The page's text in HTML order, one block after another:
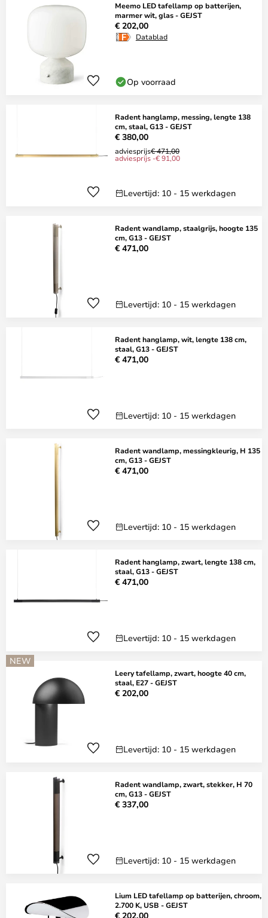
Meemo LED tafellamp op batterijen,
marmer wit, glas - GEJST
€ 202,00
Datablad
Op voorraad
Radent hanglamp, messing, lengte 138
cm, staal, G13 - GEJST
€ 380,00
adviesprijs€ 471,00
adviesprijs -€ 91,00
Levertijd: 10 - 15 werkdagen
Radent wandlamp, staalgrijs, hoogte 135
cm, G13 - GEJST
€ 471,00
Levertijd: 10 - 15 werkdagen
Radent hanglamp, wit, lengte 138 cm,
staal, G13 - GEJST
€ 471,00
Levertijd: 10 - 15 werkdagen
Radent wandlamp, messingkleurig, H 135
cm, G13 - GEJST
€ 471,00
Levertijd: 10 - 15 werkdagen
Radent hanglamp, zwart, lengte 138 cm,
staal, G13 - GEJST
€ 471,00
Levertijd: 10 - 15 werkdagen
NEW
Leery tafellamp, zwart, hoogte 40 cm,
staal, E27 - GEJST
€ 202,00
Levertijd: 10 - 15 werkdagen
Radent wandlamp, zwart, stekker, H 70
cm, G13 - GEJST
€ 337,00
Levertijd: 10 - 15 werkdagen
Lium LED tafellamp op batterijen, chroom,
2.700 K, USB - GEJST
€ 202,00